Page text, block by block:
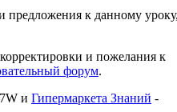
предложения к данному
и пожелания к
форум.
и Гипермаркета Знаний -